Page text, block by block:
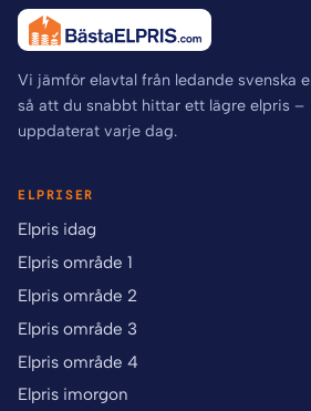
Vi jämför elavtal från ledande svenska
så att du snabbt hittar ett lägre elpris –
uppdaterat varje dag.
ELPRISER
Elpris idag
Elpris område 1
Elpris område 2
Elpris område 3
Elpris område 4
Elpris imorgon